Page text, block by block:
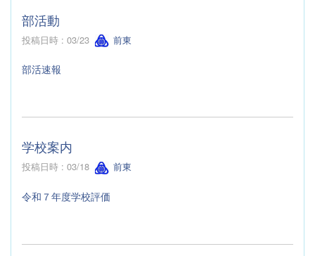
部活動
投稿日時 : 03/23 前東
部活速報
学校案内
投稿日時 : 03/18 前東
令和７年度学校評価